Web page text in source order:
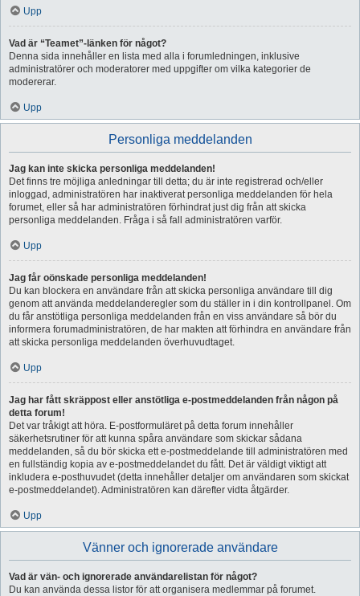
Upp
Vad är “Teamet”-länken för något?
Denna sida innehåller en lista med alla i forumledningen, inklusive
administratörer och moderatorer med uppgifter om vilka kategorier de
modererar.
Upp
Personliga meddelanden
Jag kan inte skicka personliga meddelanden!
Det finns tre möjliga anledningar till detta; du är inte registrerad och/eller
inloggad, administratören har inaktiverat personliga meddelanden för hela
forumet, eller så har administratören förhindrat just dig från att skicka
personliga meddelanden. Fråga i så fall administratören varför.
Upp
Jag får oönskade personliga meddelanden!
Du kan blockera en användare från att skicka personliga användare till dig
genom att använda meddelanderegler som du ställer in i din kontrollpanel. Om
du får anstötliga personliga meddelanden från en viss användare så bör du
informera forumadministratören, de har makten att förhindra en användare från
att skicka personliga meddelanden överhuvudtaget.
Upp
Jag har fått skräppost eller anstötliga e-postmeddelanden från någon på
detta forum!
Det var tråkigt att höra. E-postformuläret på detta forum innehåller
säkerhetsrutiner för att kunna spåra användare som skickar sådana
meddelanden, så du bör skicka ett e-postmeddelande till administratören med
en fullständig kopia av e-postmeddelandet du fått. Det är väldigt viktigt att
inkludera e-posthuvudet (detta innehåller detaljer om användaren som skickat
e-postmeddelandet). Administratören kan därefter vidta åtgärder.
Upp
Vänner och ignorerade användare
Vad är vän- och ignorerade användarelistan för något?
Du kan använda dessa listor för att organisera medlemmar på forumet.